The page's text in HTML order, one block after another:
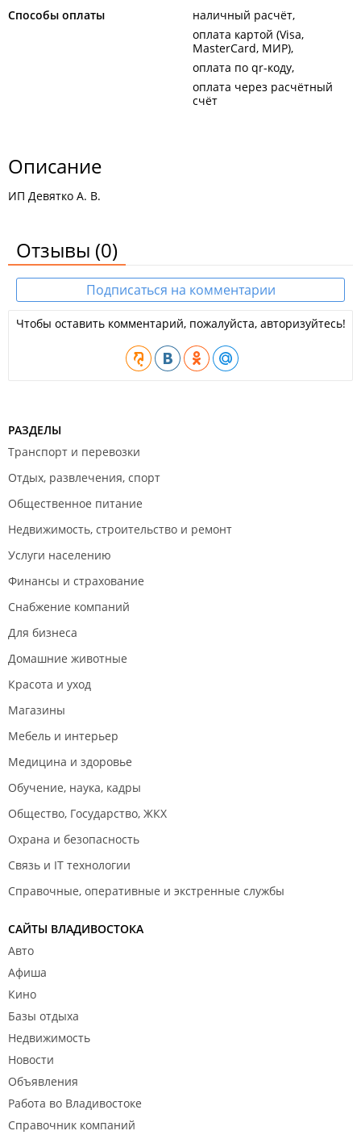
Способы оплаты
наличный расчёт
оплата картой (Visa,
MasterCard, МИР)
оплата по qr-коду
оплата через расчётный
счёт
Описание
ИП Девятко А. В.
Отзывы (0)
Подписаться на комментарии
Чтобы оставить комментарий, пожалуйста, авторизуйтесь!
РАЗДЕЛЫ
Транспорт и перевозки
Отдых, развлечения, спорт
Общественное питание
Недвижимость, строительство и ремонт
Услуги населению
Финансы и страхование
Снабжение компаний
Для бизнеса
Домашние животные
Красота и уход
Магазины
Мебель и интерьер
Медицина и здоровье
Обучение, наука, кадры
Общество, Государство, ЖКХ
Охрана и безопасность
Связь и IT технологии
Справочные, оперативные и экстренные службы
САЙТЫ ВЛАДИВОСТОКА
Авто
Афиша
Кино
Базы отдыха
Недвижимость
Новости
Объявления
Работа во Владивостоке
Справочник компаний